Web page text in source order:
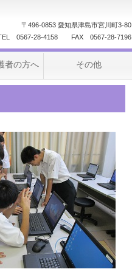
〒496-0853 愛知県津島市宮川町3-80
0567-28-4158 FAX 0567-28-7196
者の方へ その他